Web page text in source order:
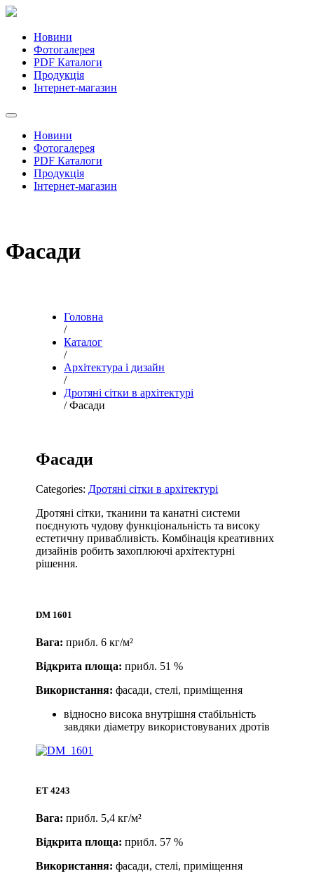
Новини
Фотогалерея
PDF Каталоги
Продукція
Інтернет-магазин
Новини
Фотогалерея
PDF Каталоги
Продукція
Інтернет-магазин
Фасади
Головна
/
Каталог
/
Архітектура і дизайн
/
Дротяні сітки в архітектурі
/ Фасади
Фасади
Categories: Дротяні сітки в архітектурі
Дротяні сітки, тканини та канатні системи
поєднують чудову функціональність та високу
естетичну привабливість. Комбінація креативних
дизайнів робить захоплюючі архітектурні
рішення.
DM 1601
Вага: прибл. 6 кг/м²
Відкрита площа: прибл. 51 %
Використання: фасади, стелі, приміщення
відносно висока внутрішня стабільність
завдяки діаметру використовуваних дротів
ET 4243
Вага: прибл. 5,4 кг/м²
Відкрита площа: прибл. 57 %
Використання: фасади, стелі, приміщення